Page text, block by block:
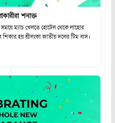
শনাক্ত
সময়ে ম্যাচ খেলতে হোটেল থেকে লাহোর
শিকার হয় শ্রীলংকা জাতীয় দলের টিম বাস।